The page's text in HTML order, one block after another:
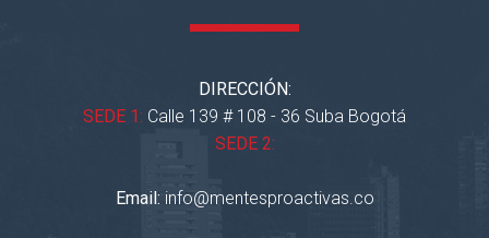
DIRECCIÓN:
SEDE 1: Calle 139 # 108 - 36 Suba Bogotá
SEDE 2:
Email: info@mentesproactivas.co